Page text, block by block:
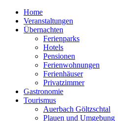
Home
Veranstaltungen
Übernachten
Ferienparks
Hotels
Pensionen
Ferienwohnungen
Ferienhäuser
Privatzimmer
Gastronomie
Tourismus
Auerbach Göltzschtal
Plauen und Umgebung